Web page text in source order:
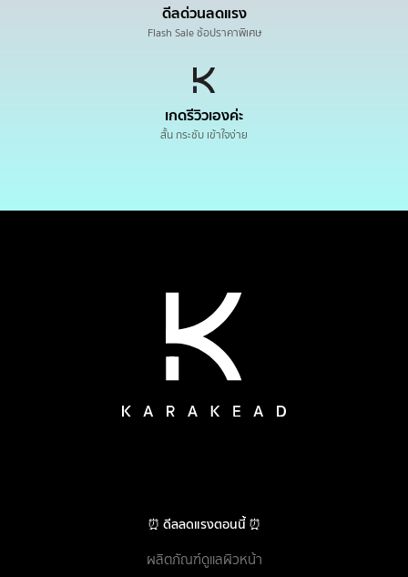
ดีลด่วนลดแรง
Flash Sale ช้อปราคาพิเศษ
เกดรีวิวเองค่ะ
สั้น กระชับ เข้าใจง่าย
⏰ ดีลลดแรงตอนนี้ ⏰
ผลิตภัณฑ์ดูแลผิวหน้า